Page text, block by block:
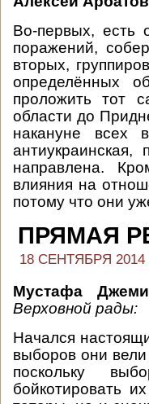
Во-первых, есть
поражений,
вторых,
определённых
проложить тот
области до
накануне всех
направлена.
влияния на
потому что они
ПРЯМАЯ
18 СЕНТЯБРЯ 2014
Мустафа
Верховной рады:
Начался
выборов они
поскольку
бойкотировать